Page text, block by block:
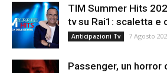
TIM Summer Hits
tv su Rai1: scaletta e
Anticipazioni Tv 7 Agosto
Passenger, un horror